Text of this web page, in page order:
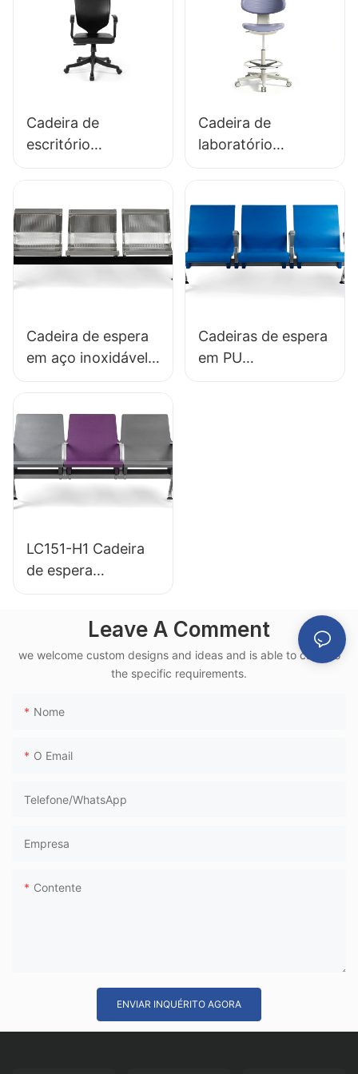
Cadeira de
escritório
ergonômica
espuma de PU,
modelo IC091, da
HEWEI SEATING,
Cadeira de
laboratório
ergonômica em
durável LD13
HEWEI SEATING
Cadeira de espera
em aço inoxidável
de baixo custo
para diversos
espaços públicos.
Cadeiras de espera
em PU
antibacteriano com
LC151-H1 Cadeira
de espera
ergonômica em PU
com estrutura de
alumínio, para uso
em terminais
velocidade.
Leave A Comment
we welcome custom designs and ideas and is able to cater to
the specific requirements.
Nome
O Email
Telefone/WhatsApp
Empresa
Contente
ENVIAR INQUÉRITO AGORA